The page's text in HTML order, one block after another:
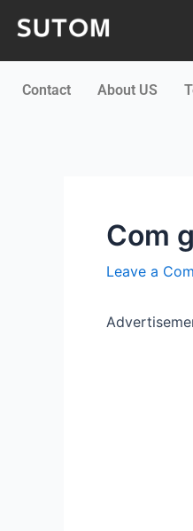
content
Contact About US
Com
Leave a
navigation